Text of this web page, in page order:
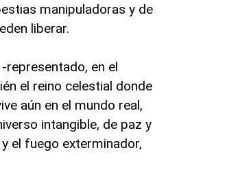
manipuladoras y de
liberar.
representado, en el
el reino celestial donde
aún en el mundo real,
intangible, de paz y
el fuego exterminador,